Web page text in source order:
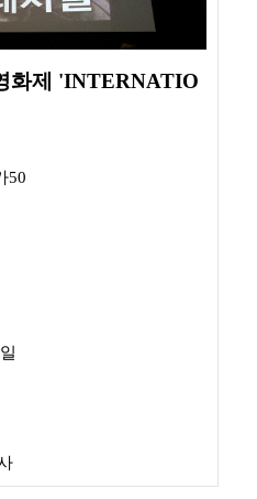
화제 'INTERNATIO
50